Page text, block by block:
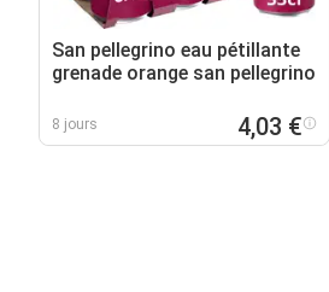
San pellegrino eau pétillante
grenade orange san pellegrino
8 jours 4,03 €